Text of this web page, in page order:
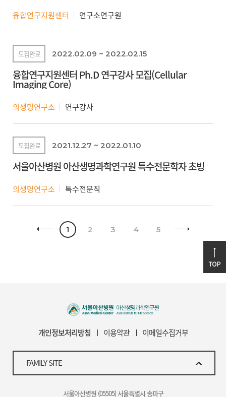
융합연구지원센터 연구소연구원
모집완료 2022.02.09 ~ 2022.02.15
융합연구지원센터 Ph.D 연구강사 모집(Cellular
Imaging Core)
의생명연구소 연구강사
모집완료 2021.12.27 ~ 2022.01.10
서울아산병원 아산생명과학연구원 특수전문학자 초빙
의생명연구소 특수전문직
1 2 3 4 5
개인정보처리방침 이용약관 이메일수집거부
FAMILY SITE
서울아산병원 (05505) 서울특별시 송파구